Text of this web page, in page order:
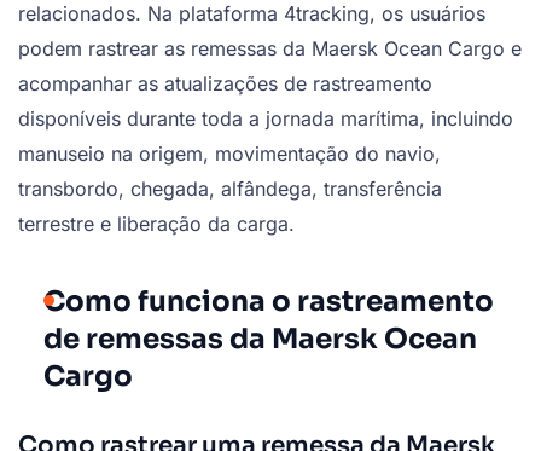
relacionados. Na plataforma 4tracking, os usuários
podem rastrear as remessas da Maersk Ocean Cargo e
acompanhar as atualizações de rastreamento
disponíveis durante toda a jornada marítima, incluindo
manuseio na origem, movimentação do navio,
transbordo, chegada, alfândega, transferência
terrestre e liberação da carga.
Como funciona o rastreamento
de remessas da Maersk Ocean
Cargo